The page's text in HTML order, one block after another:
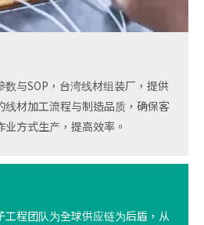
与SOP，台湾线材组装厂，提供
线材加工流程与制造品质，确保客
方式生产，提高效率。
工程团队为全球供应链为后盾，从